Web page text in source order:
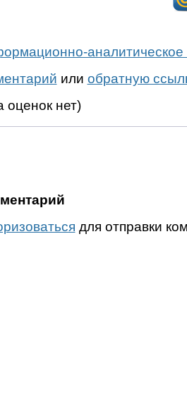
аналитическое
или обратную
оценок нет)
для отправки